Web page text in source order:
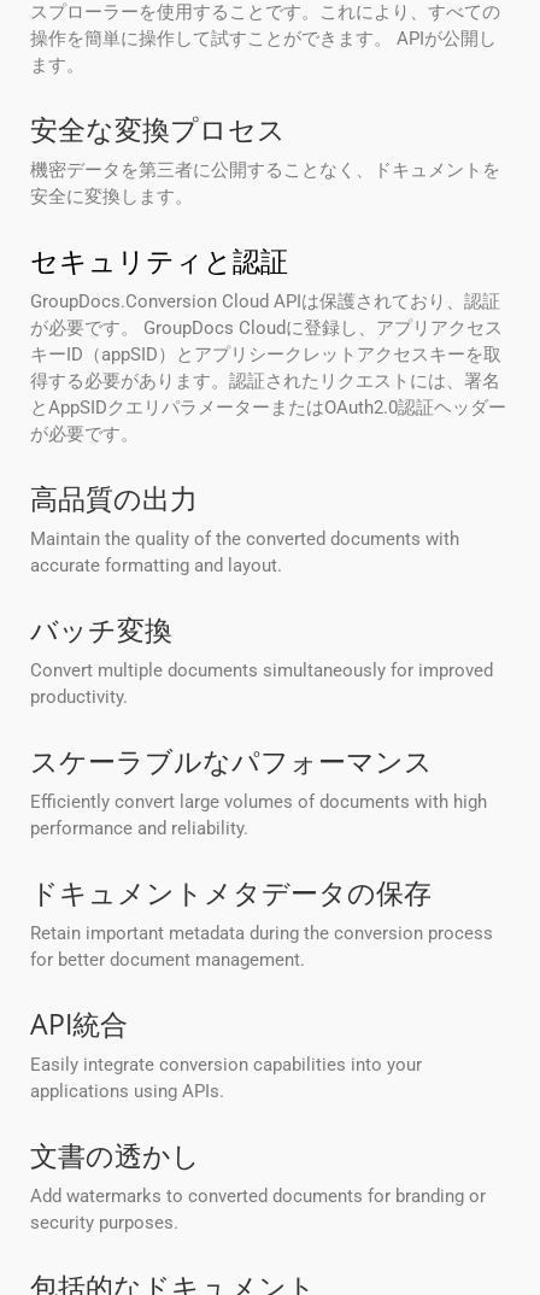
スプローラーを使用することです。これにより、すべての
操作を簡単に操作して試すことができます。 APIが公開し
ます。
安全な変換プロセス
機密データを第三者に公開することなく、ドキュメントを
安全に変換します。
セキュリティと認証
GroupDocs.Conversion Cloud APIは保護されており、認証
が必要です。 GroupDocs Cloudに登録し、アプリアクセス
キーID（appSID）とアプリシークレットアクセスキーを取
得する必要があります。認証されたリクエストには、署名
とAppSIDクエリパラメーターまたはOAuth2.0認証ヘッダー
が必要です。
高品質の出力
Maintain the quality of the converted documents with
accurate formatting and layout.
バッチ変換
Convert multiple documents simultaneously for improved
productivity.
スケーラブルなパフォーマンス
Efficiently convert large volumes of documents with high
performance and reliability.
ドキュメントメタデータの保存
Retain important metadata during the conversion process
for better document management.
API統合
Easily integrate conversion capabilities into your
applications using APIs.
文書の透かし
Add watermarks to converted documents for branding or
security purposes.
包括的なドキュメント